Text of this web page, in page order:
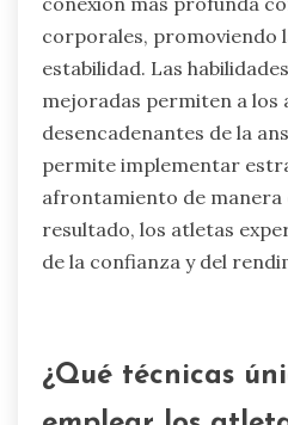
para reducir la
Desarrollar habilidades
reducir significativamente
la conciencia y el control
estresantes. Estas
conexión más profunda
corporales, promoviendo
permite implementar
afrontamiento de manera